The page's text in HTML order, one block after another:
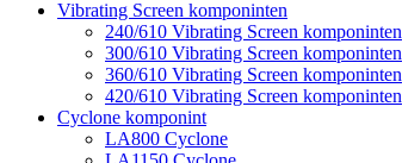
Vibrating Screen komponinten
240/610 Vibrating Screen komponinten
300/610 Vibrating Screen komponinten
360/610 Vibrating Screen komponinten
420/610 Vibrating Screen komponinten
Cyclone komponint
LA800 Cyclone